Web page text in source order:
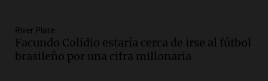
restablecer el servicio de electricidad
tras fuertes vientos
Panorama Federal
River Plate
Facundo Colidio estaría cerca de irse al fútbol
brasileño por una cifra millonaria